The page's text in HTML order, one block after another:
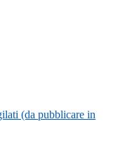
(da pubblicare in